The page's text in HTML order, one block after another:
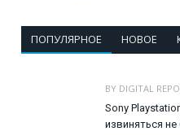
ПОПУЛЯРНОЕ НОВОЕ
BY DIGITAL
Sony
извиняться не